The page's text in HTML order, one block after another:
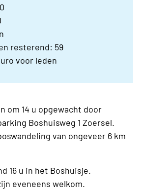
resterend: 59
voor leden
om 14 u opgewacht door
Boshuisweg 1 Zoersel.
van ongeveer 6 km
16 u in het Boshuisje.
eveneens welkom.